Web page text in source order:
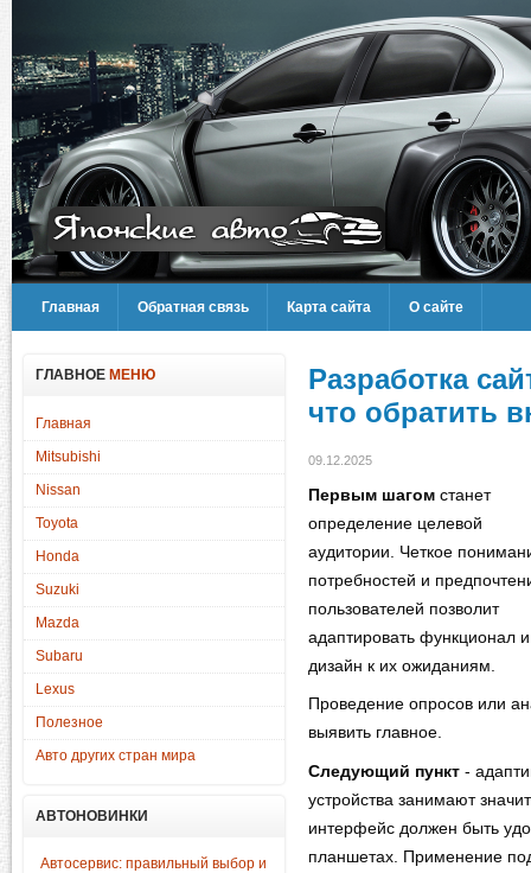
Главная Обратная связь Карта сайта О сайте
ГЛАВНОЕ МЕНЮ
Главная
Mitsubishi
Nissan
Toyota
Honda
Suzuki
Mazda
Subaru
Lexus
Полезное
Авто других стран мира
АВТОНОВИНКИ
Автосервис: правильный выбор и
Разработка
что обратить
09.12.2025
Первым шагом станет
определение целевой
аудитории. Четкое
потребностей и
пользователей позволит
адаптировать функционал и
дизайн к их ожиданиям.
Проведение опросов или
выявить главное.
Следующий пункт -
устройства занимают
интерфейс должен быть
планшетах. Применение